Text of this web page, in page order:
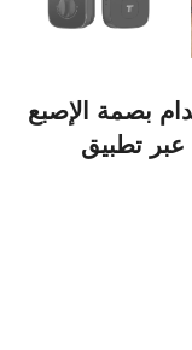
بصمة الإصبع
عبر تطبيق